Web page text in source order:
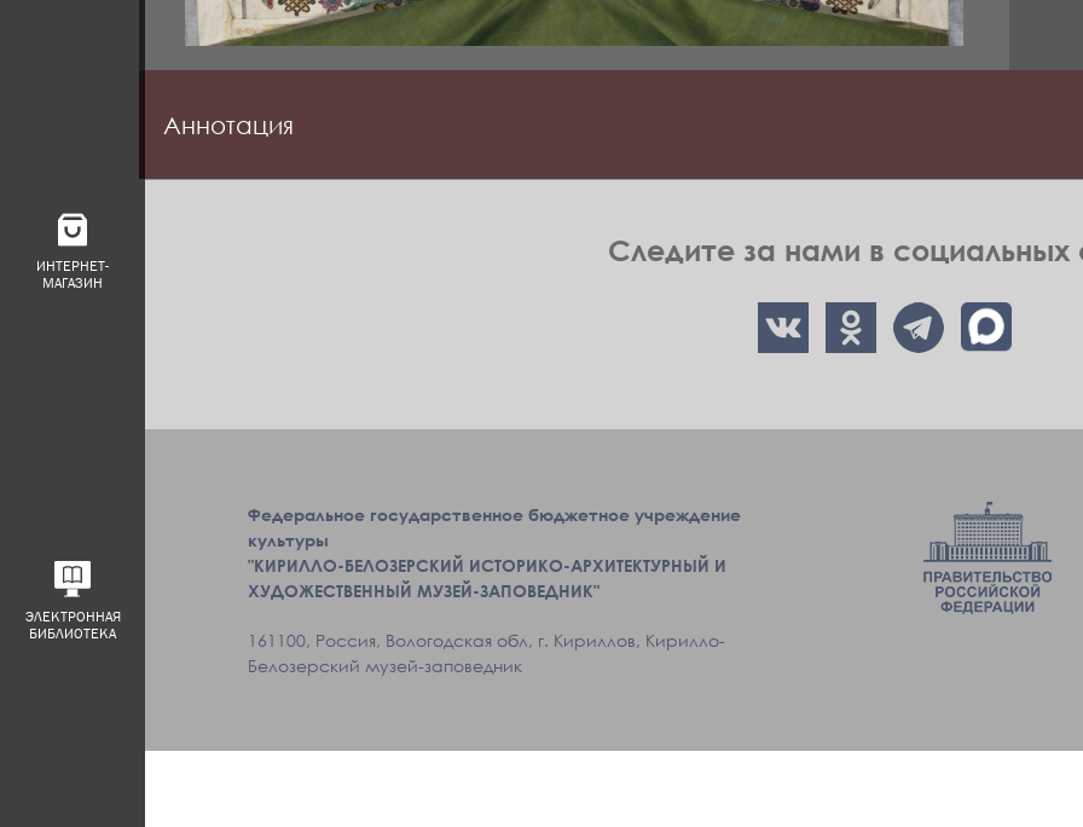
ИНТЕРНЕТ-
МАГАЗИН
ЭЛЕКТРОННАЯ
БИБЛИОТЕКА
Аннотация
Следите за нами в социальных
Федеральное государственное бюджетное учреждение
культуры
"КИРИЛЛО-БЕЛОЗЕРСКИЙ ИСТОРИКО-АРХИТЕКТУРНЫЙ И
ХУДОЖЕСТВЕННЫЙ МУЗЕЙ-ЗАПОВЕДНИК"
161100, Россия, Вологодская обл, г. Кириллов, Кирилло-
Белозерский музей-заповедник